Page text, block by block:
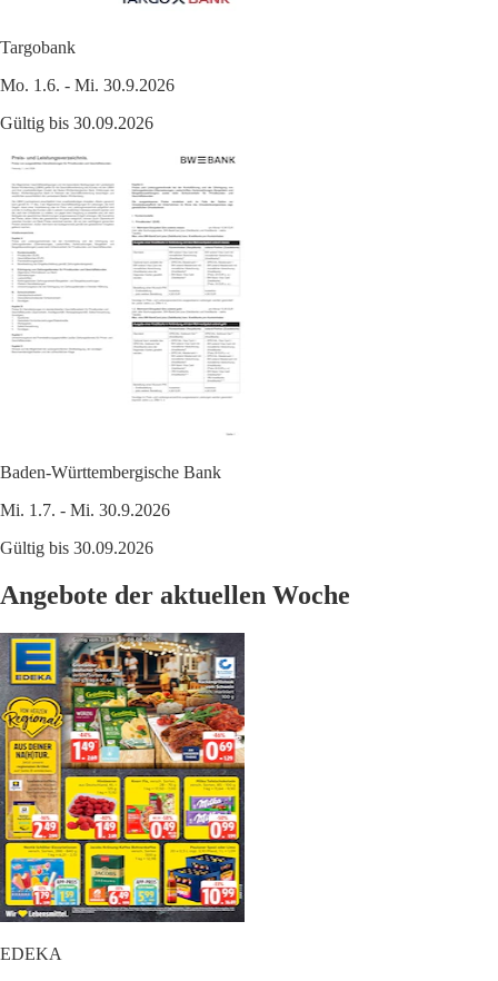
Targobank
Mo. 1.6. - Mi. 30.9.2026
Gültig bis 30.09.2026
Baden-Württembergische Bank
Mi. 1.7. - Mi. 30.9.2026
Gültig bis 30.09.2026
Angebote der aktuellen Woche
EDEKA